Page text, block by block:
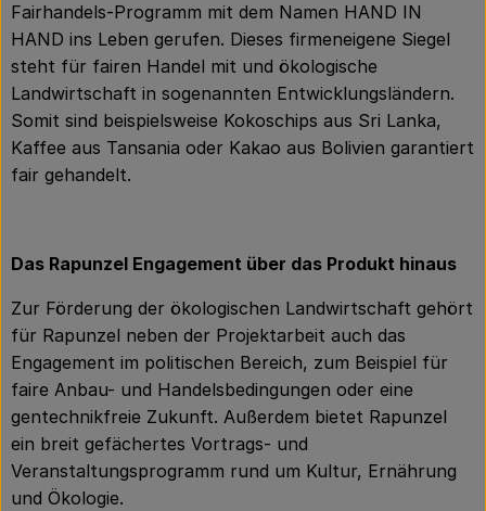
Fairhandels-Programm mit dem Namen HAND IN
HAND ins Leben gerufen. Dieses firmeneigene Siegel
steht für fairen Handel mit und ökologische
Landwirtschaft in sogenannten Entwicklungsländern.
Somit sind beispielsweise Kokoschips aus Sri Lanka,
Kaffee aus Tansania oder Kakao aus Bolivien garantiert
fair gehandelt.
Das Rapunzel Engagement über das Produkt hinaus
Zur Förderung der ökologischen Landwirtschaft gehört
für Rapunzel neben der Projektarbeit auch das
Engagement im politischen Bereich, zum Beispiel für
faire Anbau- und Handelsbedingungen oder eine
gentechnikfreie Zukunft. Außerdem bietet Rapunzel
ein breit gefächertes Vortrags- und
Veranstaltungsprogramm rund um Kultur, Ernährung
und Ökologie.